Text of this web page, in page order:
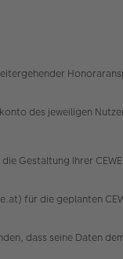
des jeweiligen
Gestaltung Ihrer
für die geplanten
dass seine Daten